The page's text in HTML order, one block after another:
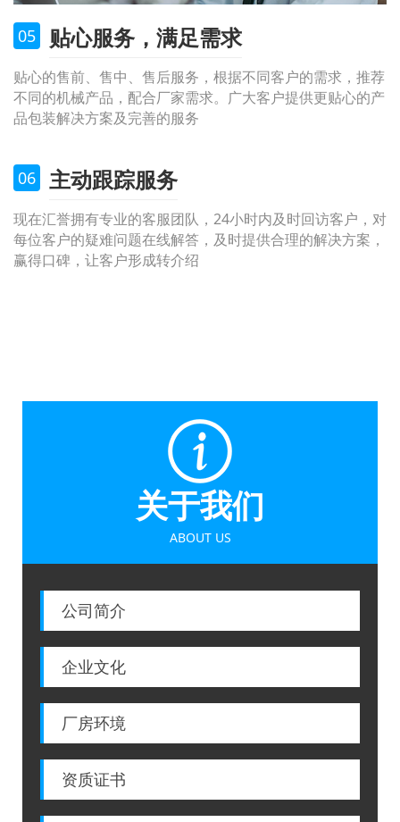
05 贴心服务，满足需求
贴心的售前、售中、售后服务，根据不同客户的需求，推荐
不同的机械产品，配合厂家需求。广大客户提供更贴心的产
品包装解决方案及完善的服务
06 主动跟踪服务
现在汇誉拥有专业的客服团队，24小时内及时回访客户，对
每位客户的疑难问题在线解答，及时提供合理的解决方案，
赢得口碑，让客户形成转介绍
关于我们
ABOUT US
公司简介
企业文化
厂房环境
资质证书